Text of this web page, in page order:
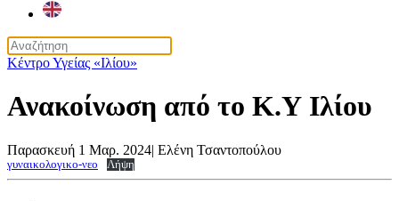
Κέντρο Υγείας «Ιλίου»
Ανακοίνωση από το Κ.Υ Ιλίου
Παρασκευή 1 Μαρ. 2024| Ελένη Τσαντοπούλου
γυναικολογικο-νεο Λήψη